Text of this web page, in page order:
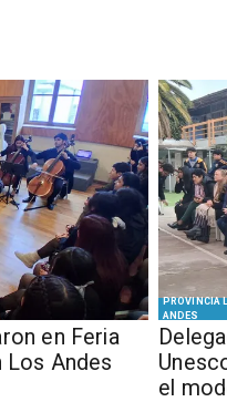
en Feria
Los Andes
PROVINCIA
ANDES
el